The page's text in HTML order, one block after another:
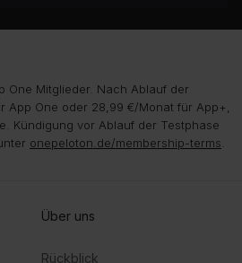
One Mitglieder. Nach Ablauf der
App One oder 28,99 €/Monat für App+,
Kündigung vor Ablauf der Testphase
onepeloton.de/membership-terms
Über uns
Rückblick